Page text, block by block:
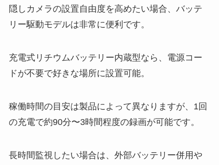
隠しカメラの設置自由度を高めたい場合、バッテ
リー駆動モデルは非常に便利です。
充電式リチウムバッテリー内蔵型なら、電源コー
ドが不要で好きな場所に設置可能。
稼働時間の目安は製品によって異なりますが、1回
の充電で約90分〜3時間程度の録画が可能です。
長時間監視したい場合は、外部バッテリー併用や